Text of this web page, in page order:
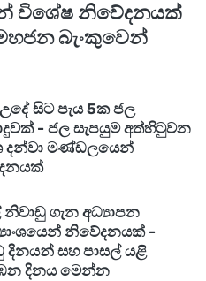
විශේෂ නිවේදනයක්
බැංකුවෙන්
සිට පැය 5ක ජල
- ජල සැපයුම අත්හිටුවන
දන්වා මණ්ඩලයෙන්
නිවාඩු ගැන අධ්‍යාපන
නිවේදනයක් -
දිනයන් සහ පාසල් යළි
දිනය මෙන්න